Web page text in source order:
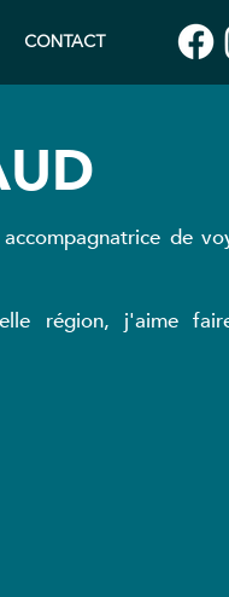
CONTACT
de
région, j'aime